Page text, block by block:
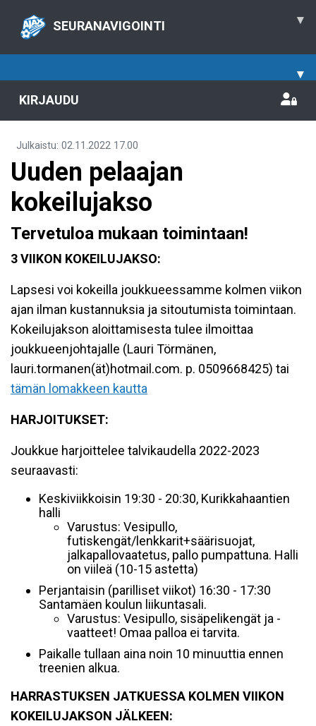
SEURANAVIGOINTI ▾
▾
KIRJAUDU
Julkaistu: 02.11.2022 17.00
Uuden pelaajan
kokeilujakso
Tervetuloa mukaan toimintaan!
3 VIIKON KOKEILUJAKSO:
Lapsesi voi kokeilla joukkueessamme kolmen viikon
ajan ilman kustannuksia ja sitoutumista toimintaan.
Kokeilujakson aloittamisesta tulee ilmoittaa
joukkueenjohtajalle (Lauri Törmänen,
lauri.tormanen(ät)hotmail.com. p. 0509668425) tai
tämän lomakkeen kautta
HARJOITUKSET:
Joukkue harjoittelee talvikaudella 2022-2023
seuraavasti:
Keskiviikkoisin 19:30 - 20:30, Kurikkahaantien
halli
Varustus: Vesipullo,
futiskengät/lenkkarit+säärisuojat,
jalkapallovaatetus, pallo pumpattuna. Halli
on viileä (10-15 astetta)
Perjantaisin (parilliset viikot) 16:30 - 17:30
Santamäen koulun liikuntasali.
Varustus: Vesipullo, sisäpelikengät ja -
vaatteet! Omaa palloa ei tarvita.
Paikalle tullaan aina noin 10 minuuttia ennen
treenien alkua.
HARRASTUKSEN JATKUESSA KOLMEN VIIKON
KOKEILUJAKSON JÄLKEEN: